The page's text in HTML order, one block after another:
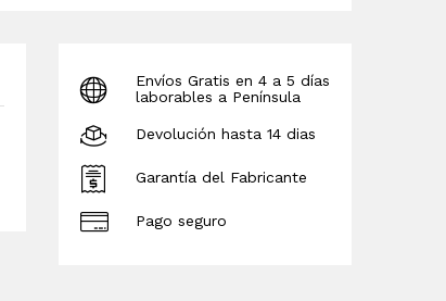
Envíos Gratis en 4 a 5 días
laborables a Península
Devolución hasta 14 dias
Garantía del Fabricante
Pago seguro